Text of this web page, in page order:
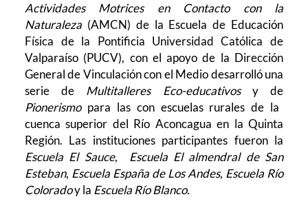
Actividades Motrices en Contacto con la
Naturaleza (AMCN) de la Escuela de Educación
Física de la Pontificia Universidad Católica de
Valparaíso (PUCV), con el apoyo de la Dirección
General de Vinculación con el Medio desarrolló una
serie de Multitalleres Eco-educativos y de
Pionerismopara las con escuelas rurales de la
cuenca superior del Río Aconcagua en la Quinta
Región. Las instituciones participantes fueron la
Escuela El Sauce, Escuela El almendral de San
Esteban, Escuela España de Los Andes, Escuela Río
Coloradoy la Escuela Río Blanco.